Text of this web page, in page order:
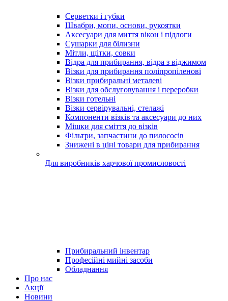
Серветки і губки
Швабри, мопи, основи, рукоятки
Аксесуари для миття вікон і підлоги
Сушарки для білизни
Мітли, щітки, совки
Відра для прибирання, відра з віджимом
Візки для прибирання поліпропіленові
Візки прибиральні металеві
Візки для обслуговування і переробки
Візки готельні
Візки сервірувальні, стелажі
Компоненти візків та аксесуари до них
Мішки для сміття до візків
Фільтри, запчастини до пилососів
Знижені в ціні товари для прибирання
Для виробників харчової промисловості
Прибиральний інвентар
Професійні мийні засоби
Обладнання
Про нас
Акції
Новини